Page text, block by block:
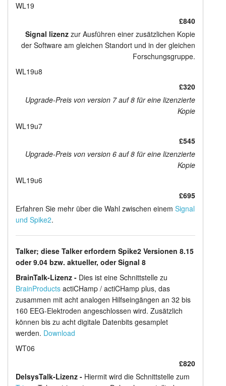
WL19
£840
Signal lizenzzur Ausführen einer zusätzlichen Kopie
der Software am gleichen Standort und in der gleichen
Forschungsgruppe.
WL19u8
£320
Upgrade-Preis von version 7 auf 8 für eine lizenzierte
Kopie
WL19u7
£545
Upgrade-Preis von version 6 auf 8 für eine lizenzierte
Kopie
WL19u6
£695
Erfahren Sie mehr über die Wahl zwischen einem Signal
und Spike2.
Talker; diese Talker erfordern Spike2 Versionen 8.15
oder 9.04 bzw. aktueller, oder Signal 8
BrainTalk-Lizenz - Dies ist eine Schnittstelle zu
BrainProductsactiCHamp / actiCHamp plus, das
zusammen mit acht analogen Hilfseingängen an 32 bis
160 EEG-Elektroden angeschlossen wird. Zusätzlich
können bis zu acht digitale Datenbits gesamplet
werden. Download
WT06
£820
DelsysTalk-Lizenz - Hiermit wird die Schnittstelle zum